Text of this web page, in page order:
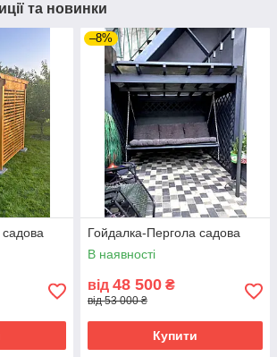
та новинки
–8%
Гойдалка-Пергола садова
В наявності
від 48 500 ₴
від 53 000 ₴
Купити